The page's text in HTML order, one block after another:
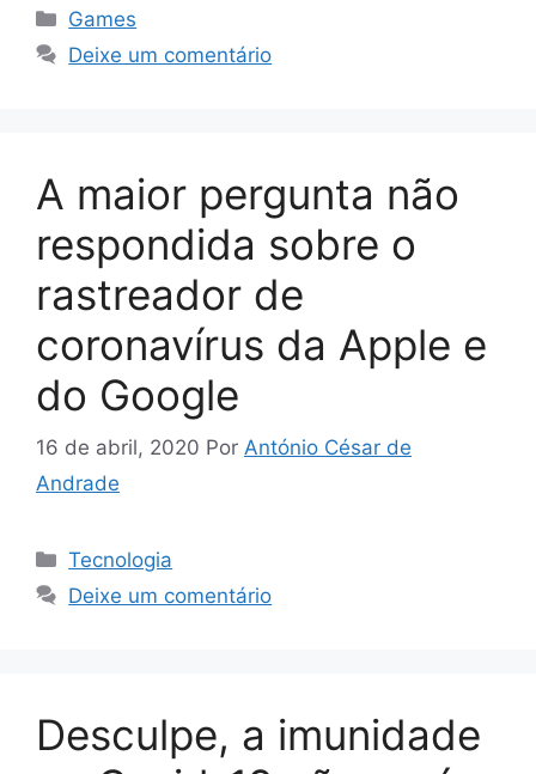
Categorias
Games
Deixe um comentário
A maior pergunta não
respondida sobre o
rastreador de
coronavírus da Apple e
do Google
16 de abril, 2020 Por António César de
Andrade
Categorias
Tecnologia
Deixe um comentário
Desculpe, a imunidade